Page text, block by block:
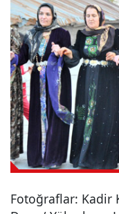
Fotoğraflar: Kadir